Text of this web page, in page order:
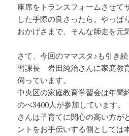
座席をトランスフォームさせて
した手際の良さったら。やっぱ
おかげさまで、そんな師走を元
さて、今回のママスタ♪も引き
習課長 岩田純治さんに家庭教
伺っています。
中央区の家庭教育学習会は年間
のべ3400人が参加しています。
さんは子育てに関心の高い方が
ントをお手伝いする側としては